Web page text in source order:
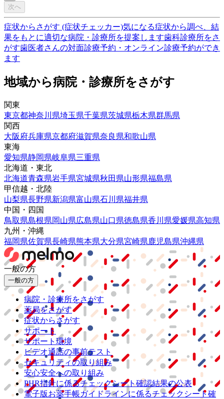
次へ
症状からさがす (症状チェッカー)気になる症状から調べ、結
果をもとに適切な病院・診療所を提案します歯科診療所をさ
がす歯医者さんの対面診療予約・オンライン診療予約ができ
ます
地域から病院・診療所をさがす
関東
東京都神奈川県埼玉県千葉県茨城県栃木県群馬県
関西
大阪府兵庫県京都府滋賀県奈良県和歌山県
東海
愛知県静岡県岐阜県三重県
北海道・東北
北海道青森県岩手県宮城県秋田県山形県福島県
甲信越・北陸
山梨県長野県新潟県富山県石川県福井県
中国・四国
鳥取県島根県岡山県広島県山口県徳島県香川県愛媛県高知県
九州・沖縄
福岡県佐賀県長崎県熊本県大分県宮崎県鹿児島県沖縄県
一般の方
一般の方
病院・診療所をさがす
薬局をさがす
症状からさがす
サポート
サポート環境
ビデオ通話の事前テスト
セキュリティの取り組み
安心安全への取り組み
PHR指針に係るチェックシート確認結果の公表
電子版お薬手帳ガイドラインに係るチェックシート確